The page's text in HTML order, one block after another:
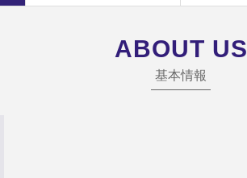
ABOUT US
基本情報